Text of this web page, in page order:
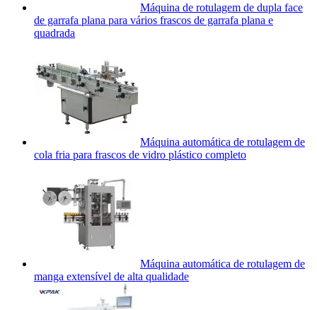
Máquina de rotulagem de dupla face
de garrafa plana para vários frascos de garrafa plana e
quadrada
Máquina automática de rotulagem de
cola fria para frascos de vidro plástico completo
Máquina automática de rotulagem de
manga extensível de alta qualidade